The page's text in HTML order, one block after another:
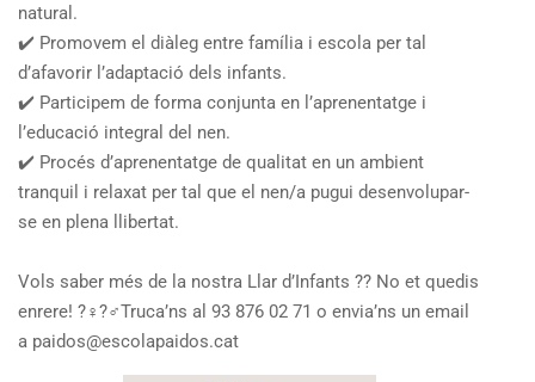
natural.
✔️ Promovem el diàleg entre família i escola per tal
d’afavorir l’adaptació dels infants.
✔️ Participem de forma conjunta en l’aprenentatge i
l’educació integral del nen.
✔️ Procés d’aprenentatge de qualitat en un ambient
tranquil i relaxat per tal que el nen/a pugui desenvolupar-
se en plena llibertat.
Vols saber més de la nostra Llar d’Infants ?? No et quedis
enrere! ?‍♀️?‍♂️Truca’ns al 93 876 02 71 o envia’ns un email
a paidos@escolapaidos.cat